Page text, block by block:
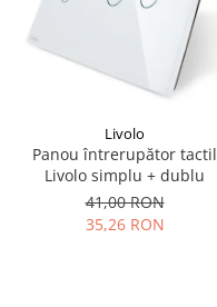
Livolo
Panou întrerupător tactil
Livolo simplu + dublu
41,00 RON
35,26 RON